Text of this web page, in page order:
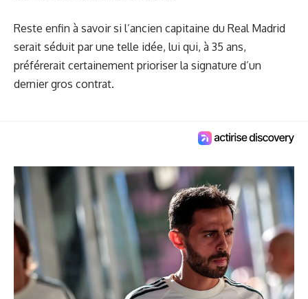
Reste enfin à savoir si l’ancien capitaine du Real Madrid
serait séduit par une telle idée, lui qui, à 35 ans,
préférerait certainement prioriser la signature d’un
dernier gros contrat.